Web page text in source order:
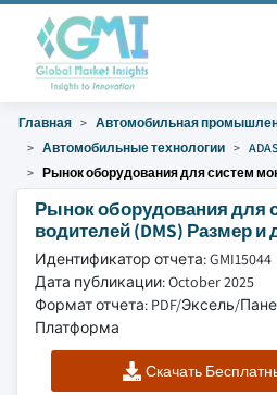
Главная
Автомобильная
Автомобильные технологии
ADAS
Рынок оборудования для систем
Рынок оборудования для
водителей (DMS) Размер и
Идентификатор отчета: GMI15044
Дата публикации: October 2025
Формат отчета: PDF/Эксель/
Платформа
Скачать